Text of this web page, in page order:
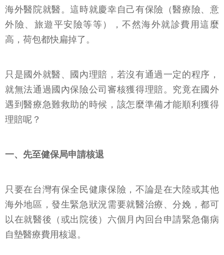
海外醫院就醫。這時就慶幸自己有保險（醫療險、意
外險、旅遊平安險等等），不然海外就診費用這麼
高，荷包都快扁掉了。
只是國外就醫、國內理賠，若沒有通過一定的程序，
就無法通過國內保險公司審核獲得理賠。究竟在國外
遇到醫療急難救助的時候，該怎麼準備才能順利獲得
理賠呢？
一、先至健保局申請核退
只要在台灣有保全民健康保險，不論是在大陸或其他
海外地區，發生緊急狀況需要就醫治療、分娩，都可
以在就醫後（或出院後）六個月內回台申請緊急傷病
自墊醫療費用核退。